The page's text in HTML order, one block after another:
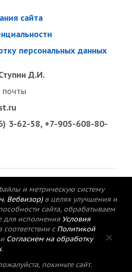
сайта
персональных данных
Д.И.
почты
3-62-58, +7-905-608-80-
газеты «Кимрский
и метрическую систему
Вебвизор) в целях улучшения и
сайта, обрабатываем
для исполнения Условия
соответствии с Политикой
Согласием на обработку
.
покиньте сайт.